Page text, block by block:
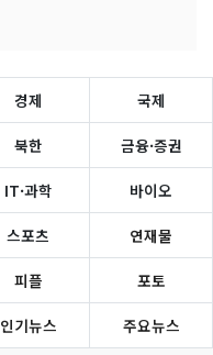
경제 국제
북한 금융·증권
IT·과학 바이오
스포츠 연재물
피플 포토
인기뉴스 주요뉴스